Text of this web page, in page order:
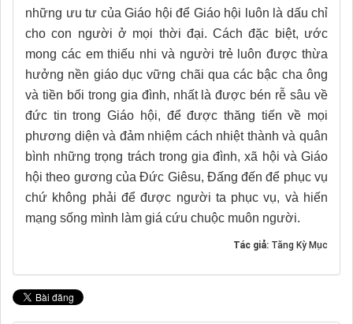
những ưu tư của Giáo hội để Giáo hội luôn là dấu chỉ
cho con người ở mọi thời đại. Cách đặc biệt, ước
mong các em thiếu nhi và người trẻ luôn được thừa
hưởng nền giáo dục vững chãi qua các bậc cha ông
và tiền bối trong gia đình, nhất là được bén rễ sâu về
đức tin trong Giáo hội, để được thăng tiến về mọi
phương diện và đảm nhiệm cách nhiệt thành và quân
bình những trọng trách trong gia đình, xã hội và Giáo
hội theo gương của Đức Giêsu, Đấng đến để phục vụ
chứ không phải để được người ta phục vụ, và hiến
mạng sống mình làm giá cứu chuộc muôn người.
Tác giả: Tăng Kỳ Mục